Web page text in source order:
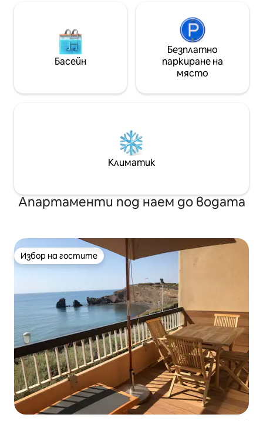
Басейн
Безплатно
паркиране на
място
Климатик
Апартаменти под наем до водата
Избор на гостите
Избор на гостите